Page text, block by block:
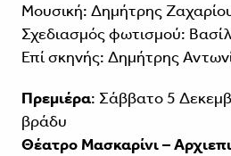
Μουσική: Δημήτρης
Σχεδιασμός φωτισμού:
Επί σκηνής: Δημήτρης
Πρεμιέρα: Σάββατο 5
βράδυ
Θέατρο Μασκαρίνι –